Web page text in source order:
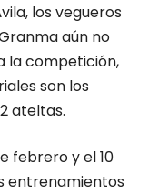
los vegueros
aún no
la competición,
son los
ateltas.
febrero y el 10
entrenamientos